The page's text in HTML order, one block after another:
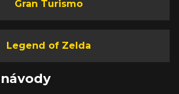
Gran Turismo
Legend of Zelda